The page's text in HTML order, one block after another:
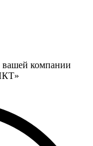
вашей компании